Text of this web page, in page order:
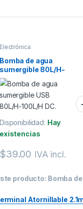
Electrónica
Bomba de agua
sumergible 80L/H-
100L/H DC.
Disponibilidad: Hay
existencias
$39.00 IVA incl.
producto: Bomba
Atornillable